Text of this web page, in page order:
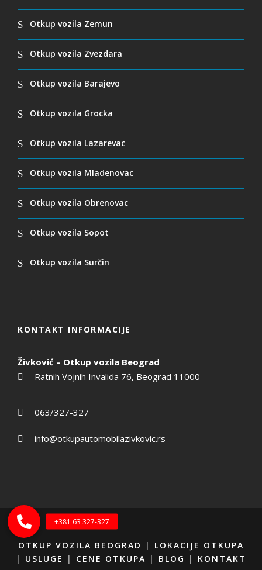
Otkup vozila Zemun
Otkup vozila Zvezdara
Otkup vozila Barajevo
Otkup vozila Grocka
Otkup vozila Lazarevac
Otkup vozila Mladenovac
Otkup vozila Obrenovac
Otkup vozila Sopot
Otkup vozila Surčin
KONTAKT INFORMACIJE
Živković – Otkup vozila Beograd
Ratnih Vojnih Invalida 76, Beograd 11000
063/327-327
info@otkupautomobilazivkovic.rs
OTKUP VOZILA BEOGRAD | LOKACIJE OTKUPA
| USLUGE | CENE OTKUPA | BLOG | KONTAKT